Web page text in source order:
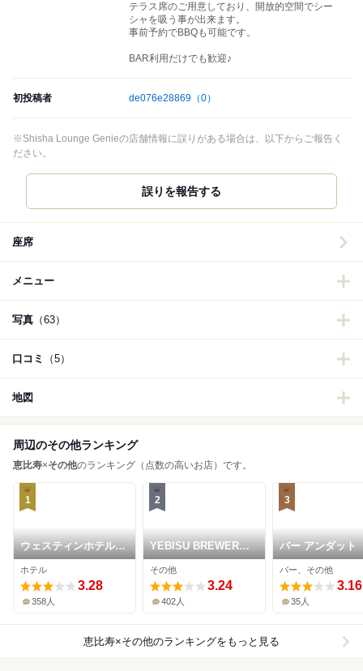
テラス席のご用意しており、開放的空間でシー
シャを吸う事が出来ます。
事前予約でBBQも可能です。
BAR利用だけでも歓迎♪
初投稿者 de076e28869 （0）
※Shisha Lounge Genieの店舗情報に誤りがある場合は、以下からご報告く
ださい。
誤りを報告する
座席
メニュー
写真 （63）
口コミ （5）
地図
周辺のその他ランキング
恵比寿×その他のランキング（点数の高いお店）です。
1
ウェスティンホテル東
京
ホテル
3.28
358人
2
YEBISU BREWERY
TOKYO
その他
3.24
402人
3
バー アンダット
バー、その他
3.16
35人
恵比寿×その他のランキングをもっと見る